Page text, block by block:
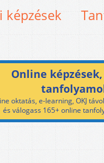
képzések
Online
oktatás, e-learning, OKJ
és válogass 165+ online